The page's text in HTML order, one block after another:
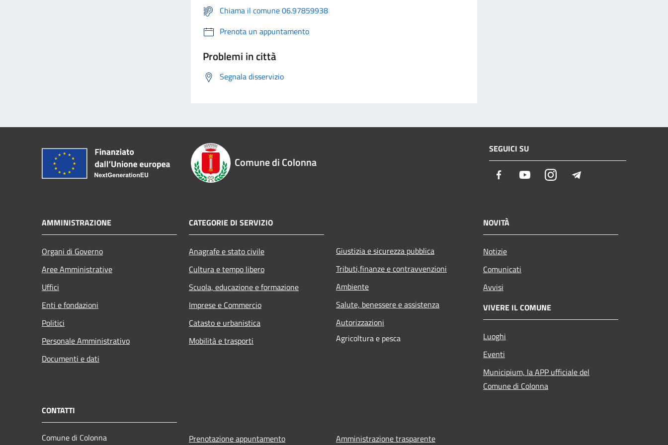
Chiama il comune 06.97859938
Prenota un appuntamento
Problemi in città
Segnala disservizio
Comune di Colonna
SEGUICI SU
Facebook YoutubeInstagram
AMMINISTRAZIONE
Organi di Governo
Aree Amministrative
Uffici
Enti e fondazioni
Politici
Personale Amministrativo
Documenti e dati
CATEGORIE DI SERVIZIO
Anagrafe e stato civile
Cultura e tempo libero
Scuola, educazione e formazione
Imprese e Commercio
Catasto e urbanistica
Mobilità e trasporti
Giustizia e sicurezza pubblica
Tributi,finanze e contravvenzioni
Ambiente
Salute, benessere e assistenza
Autorizzazioni
Agricoltura e pesca
NOVITÀ
Notizie
Comunicati
Avvisi
VIVERE IL COMUNE
Luoghi
Eventi
Municipium, la APP ufficiale del
Comune di Colonna
CONTATTI
Comune di Colonna Prenotazione appuntamento Amministrazione trasparente